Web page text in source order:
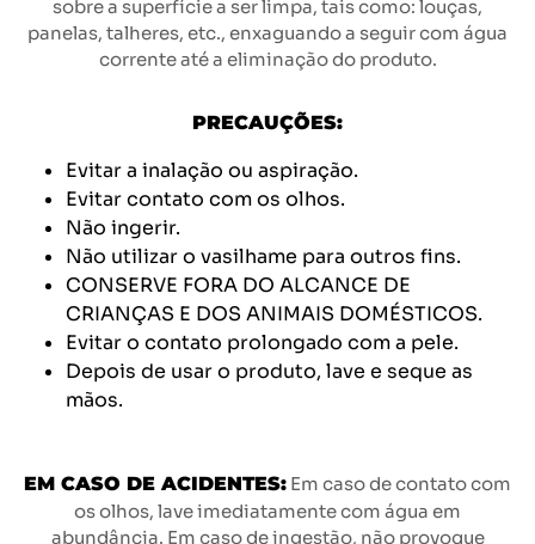
sobre a superfície a ser limpa, tais como: louças,
panelas, talheres, etc., enxaguando a seguir com água
corrente até a eliminação do produto.
PRECAUÇÕES:
Evitar a inalação ou aspiração.
Evitar contato com os olhos.
Não ingerir.
Não utilizar o vasilhame para outros fins.
CONSERVE FORA DO ALCANCE DE
CRIANÇAS E DOS ANIMAIS DOMÉSTICOS.
Evitar o contato prolongado com a pele.
Depois de usar o produto, lave e seque as
mãos.
EM CASO DE ACIDENTES: Em caso de contato com
os olhos, lave imediatamente com água em
abundância. Em caso de ingestão, não provoque